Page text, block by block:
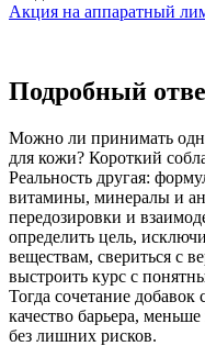
Акция на аппаратный
Подробный
Можно ли принимать
для кожи? Короткий
Реальность другая:
витамины, минералы и
передозировки и
определить цель,
веществам, свериться с
выстроить курс с
Тогда сочетание
качество барьера,
без лишних рисков.